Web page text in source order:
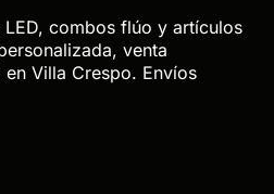
combos flúo y artículos
venta
Villa Crespo. Envíos